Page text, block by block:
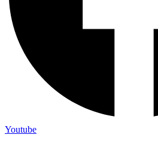
Youtube